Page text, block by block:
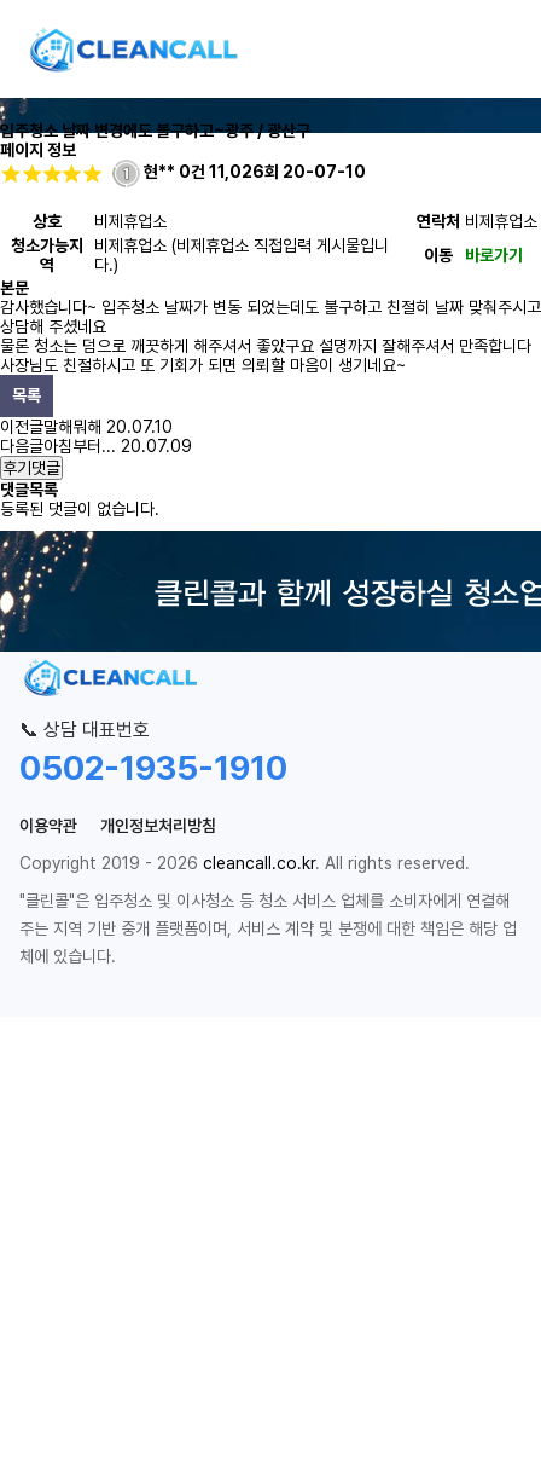
입주청소 날짜 변경에도 불구하고~광주 / 광산구
페이지 정보
현** 0건 11,026회 20-07-10
상호 비제휴업소 연락처 비제휴업소
청소가능지
역
비제휴업소 (비제휴업소 직접입력 게시물입니
다.)
이동
바로가기
본문
감사했습니다~ 입주청소 날짜가 변동 되었는데도 불구하고 친절히 날짜 맞춰주시고
상담해 주셨네요
물론 청소는 덤으로 깨끗하게 해주셔서 좋았구요 설명까지 잘해주셔서 만족합니다
사장님도 친절하시고 또 기회가 되면 의뢰할 마음이 생기네요~
목록
이전글말해뭐해 20.07.10
다음글아침부터... 20.07.09
후기댓글
댓글목록
등록된 댓글이 없습니다.
📞 상담 대표번호
0502-1935-1910
이용약관
개인정보처리방침
Copyright 2019 - 2026 cleancall.co.kr. All rights reserved.
"클린콜"은 입주청소 및 이사청소 등 청소 서비스 업체를 소비자에게 연결해
주는 지역 기반 중개 플랫폼이며, 서비스 계약 및 분쟁에 대한 책임은 해당 업
체에 있습니다.